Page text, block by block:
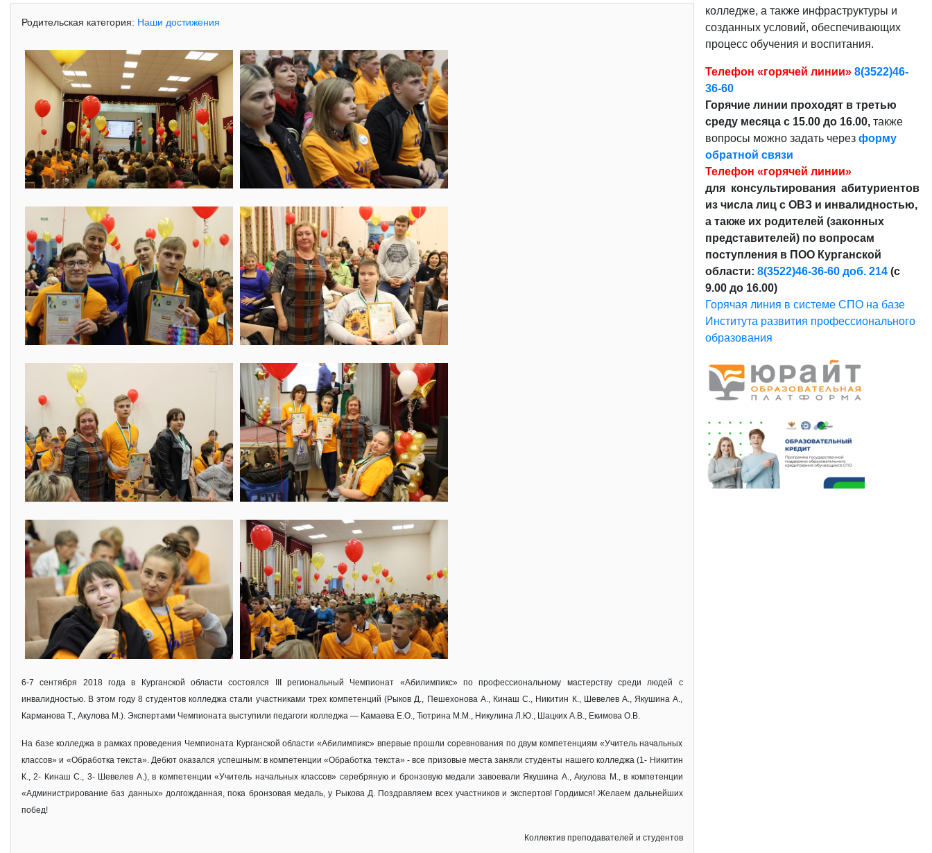
Родительская категория: Наши достижения
6-7 сентября 2018 года в Курганской области состоялся III региональный Чемпионат «Абилимпикс» по профессиональному мастерству среди людей с
инвалидностью. В этом году 8 студентов колледжа стали участниками трех компетенций (Рыков Д., Пешехонова А., Кинаш С., Никитин К., Шевелев А., Якушина А.,
Карманова Т., Акулова М.). Экспертами Чемпионата выступили педагоги колледжа — Камаева Е.О., Тютрина М.М., Никулина Л.Ю., Шацких А.В., Екимова О.В.
На базе колледжа в рамках проведения Чемпионата Курганской области «Абилимпикс» впервые прошли соревнования по двум компетенциям «Учитель начальных
классов» и «Обработка текста». Дебют оказался успешным: в компетенции «Обработка текста» - все призовые места заняли студенты нашего колледжа (1- Никитин
К., 2- Кинаш С., 3- Шевелев А.), в компетенции «Учитель начальных классов» серебряную и бронзовую медали завоевали Якушина А., Акулова М., в компетенции
«Администрирование баз данных» долгожданная, пока бронзовая медаль, у Рыкова Д. Поздравляем всех участников и экспертов! Гордимся! Желаем дальнейших
побед!
Коллектив преподавателей и студентов
колледже, а также инфраструктуры и
созданных условий, обеспечивающих
процесс обучения и воспитания.
Телефон «горячей линии» 8(3522)46-
36-60
Горячие линии проходят в третью
среду месяца с 15.00 до 16.00, также
вопросы можно задать через форму
обратной связи
Телефон «горячей линии»
для консультирования абитуриентов
из числа лиц с ОВЗ и инвалидностью,
а также их родителей (законных
представителей) по вопросам
поступления в ПОО Курганской
области: 8(3522)46-36-60 доб. 214(с
9.00 до 16.00)
Горячая линия в системе СПО на базе
Института развития профессионального
образования